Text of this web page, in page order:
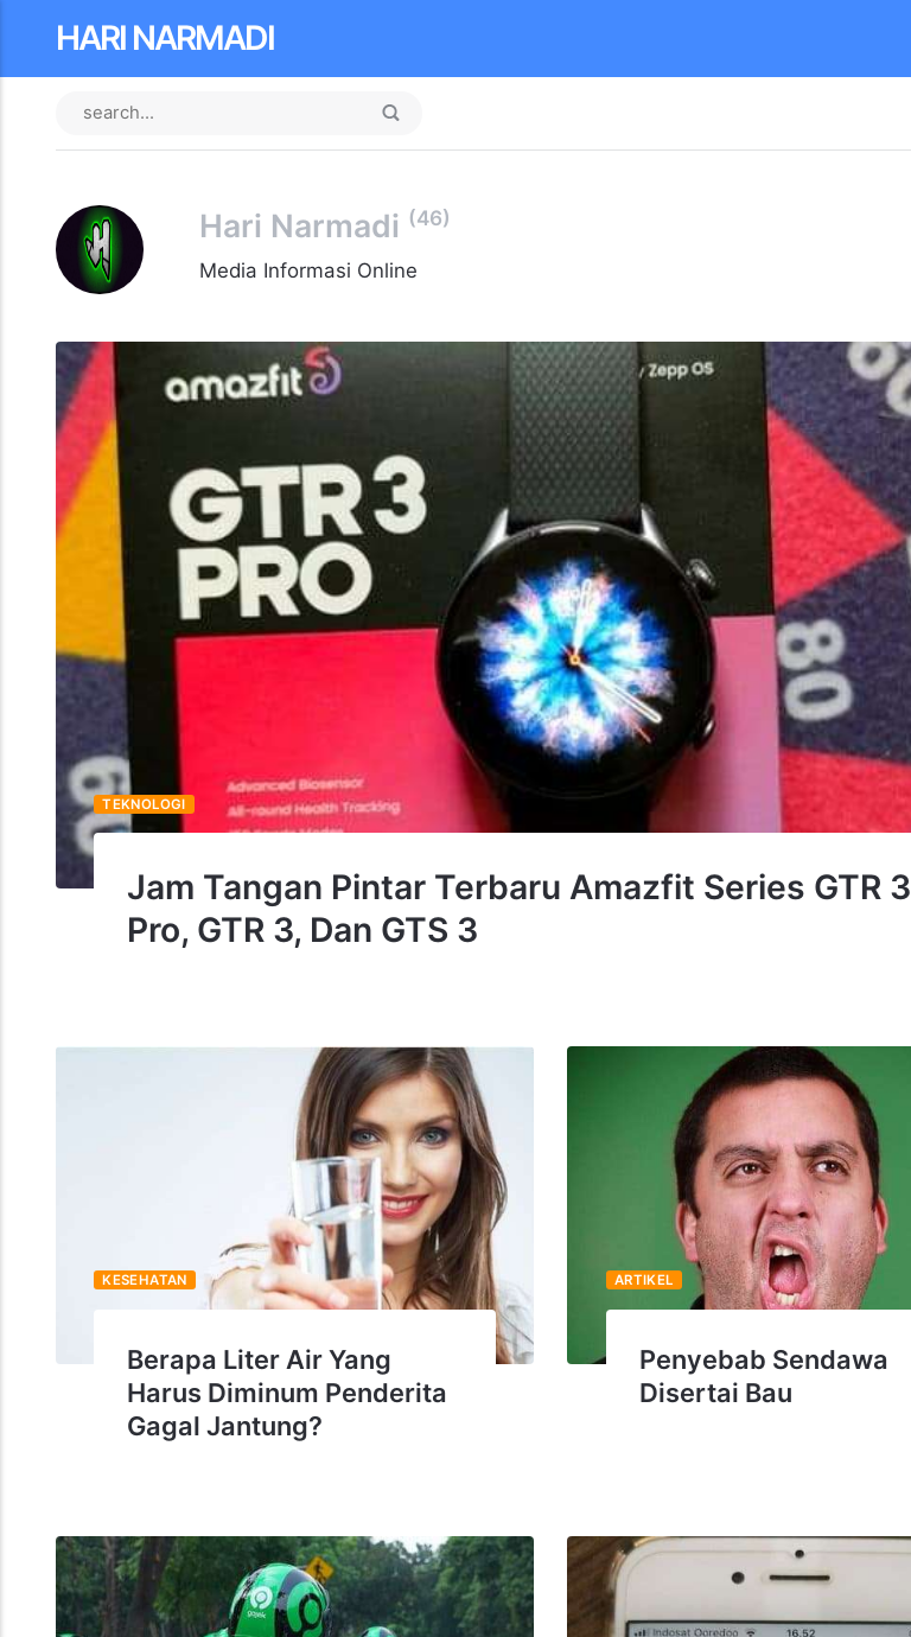
HARI NARMADI
Hari Narmadi (46)
Media Informasi Online
Jam Tangan Pintar Terbaru Amazfit Series GTR 3
Pro, GTR 3, Dan GTS 3
TEKNOLOGI
Berapa Liter Air Yang
Harus Diminum Penderita
Gagal Jantung?
KESEHATAN
Penyebab Sendawa
Disertai Bau
ARTIKEL